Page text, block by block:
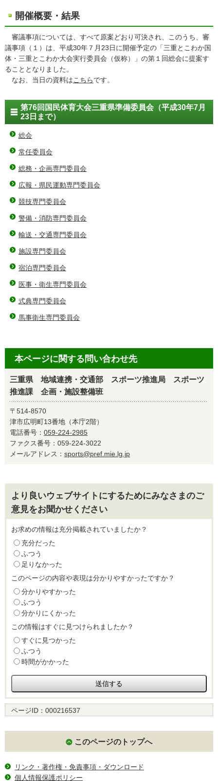
開催概要・結果
審議事項については、すべて原案どおり可決され、このうち、審
議事項（１）は、平成30年７月23日に開催予定の「三重とこわか国
体・三重とこわか大会実行委員会（仮称）」の第１回総会に提案す
ることとなりました。
なお、当日の資料はこちらです。
第76回国民体育大会三重県準備委員会（平成30年7月
23日まで）
総会
常任委員会
総務・企画専門委員会
広報・県民運動専門委員会
競技専門委員会
警備・消防専門委員会
輸送・交通専門委員会
施設専門委員会
宿泊専門委員会
医事・衛生専門委員会
式典専門委員会
馬事衛生専門委員会
本ページに関する問い合わせ先
三重県 地域連携・交通部 スポーツ推進局 スポーツ
推進課 企画・施設整備班
〒514-8570
津市広明町13番地（本庁2階）
電話番号： 059-224-2985
ファクス番号：059-224-3022
メールアドレス： sports@pref.mie.lg.jp
より良いウェブサイトにするためにみなさまのご
意見をお聞かせください
お求めの情報は充分掲載されていましたか？
充分だった
ふつう
足りなかった
このページの内容や表現は分かりやすかったですか？
分かりやすかった
ふつう
分かりにくかった
この情報はすぐに見つけられましたか？
すぐに見つかった
ふつう
時間がかかった
ページID： 000216537
このページのトップへ
リンク・著作権・免責事項・ダウンロード
個人情報保護ポリシー